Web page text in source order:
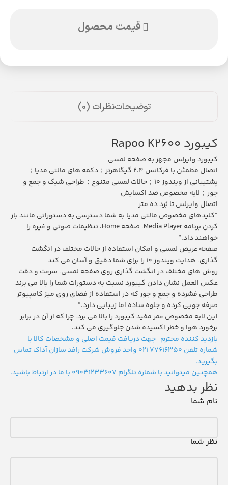
قیمت محصول
توضیحاتنظرات (0)
کیبورد Rapoo K2600
کیبورد وایرلس مجهز به صفحه لمسی
اتصال مطمئن با فرکانس 2.4 گیگاهرتز；دکمه های مالتی مدیا；
پشتیبانی از ویندوز 10；حالات لمسی متنوع；طراحی شیک و جمع و
جور；لایه مخصوص ضد اکسایش
اتصال وایرلس تا بُرد ده متر
“کلیدهای مخصوص مالتی مدیا به شما دسترسی به دستوراتی مانند باز
کردن برنامه Media Player، صفحه Home، تنظیمات صوتی و غیره را
خواهند داد.”
صفحه عریض لمسی و امکان استفاده از حالات مختلف در انگشت
گذاری، هدایت ویندوز 10 را برای شما دقیق و آسان می کند
روش های مختلف در انگشت گذاری روی صفحه لمسی، سرعت و دقت
عکس العمل نشان دادن کیبورد نسبت به دستورات شما را بالا می برند
طراحی فشرده و جمع و جور که در استفاده از فضای روی میز کامپیوتر
صرفه جویی کرده و جلوه ساده اما زیبایی دارد.”
این لایه مخصوص عمر مفید کیبورد را بالا می برد، چرا که از آن در برابر
برخورد هوا و خطر اکسیده شدن جلوگیری می کند.
بازدید کننده محترم جهت دریافت قیمت اصلی و مشخصات کالا با
شماره تلفن 77616350 021 واحد فروش شرکت رافد سازان آداک تماس
بگیرید.
همچنین میتوانید با شماره تلگرام 09031233607 با ما در ارتباط باشید.
نظر بدهید
نام شما
نظر شما